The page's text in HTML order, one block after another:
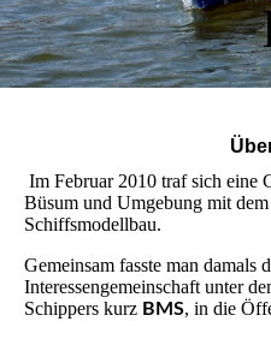
Im Februar 2010 traf sich eine
Büsum und Umgebung mit
Schiffsmodellbau.
Gemeinsam fasste man damals
Interessengemeinschaft unter
Schippers kurz BMS, in die